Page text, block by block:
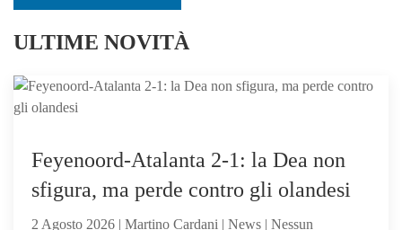
ULTIME NOVITÀ
Feyenoord-Atalanta 2-1: la Dea non
sfigura, ma perde contro gli olandesi
2 Agosto 2026 | Martino Cardani | News | Nessun